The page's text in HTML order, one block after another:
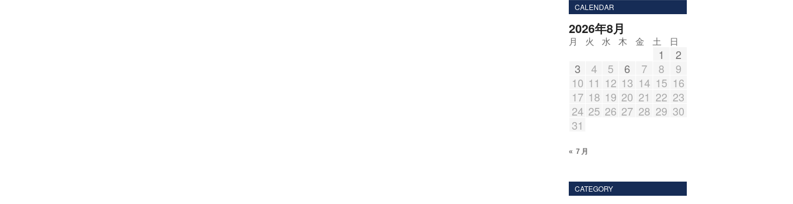
CALENDAR
2026年8月
月 火 水 木 金 土 日
1
2
3
4 5 6 7 8
9
10 11 12 13 14 15 16
17 18 19 20 21 22 23
24 25 26 27 28 29 30
31
« 7月
CATEGORY